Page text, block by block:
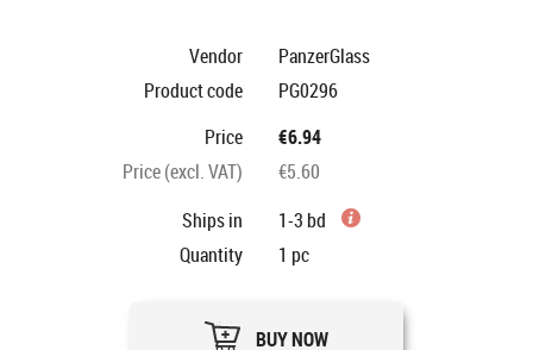
Vendor
PanzerGlass
Product code
PG0296
Price
€6.94
Price (excl. VAT)
€5.60
Ships in
1-3 bd
Quantity
1 pc
BUY NOW